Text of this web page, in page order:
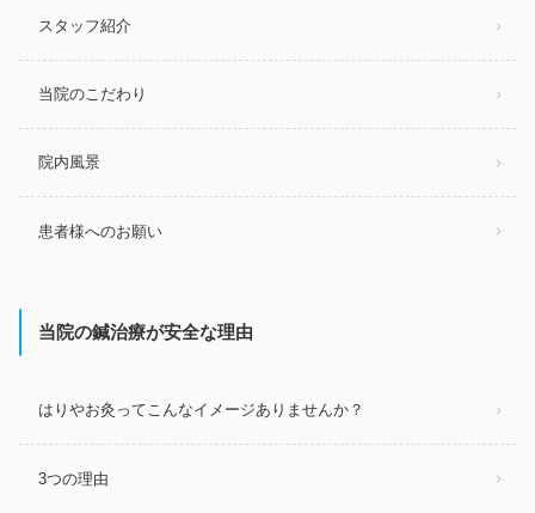
スタッフ紹介
当院のこだわり
院内風景
患者様へのお願い
当院の鍼治療が安全な理由
はりやお灸ってこんなイメージありませんか？
3つの理由